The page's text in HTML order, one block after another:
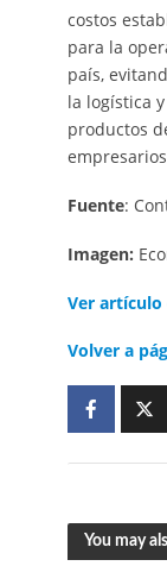
costos
para la
país,
la logística
productos
Fuente:
Imagen:
Ver
Volver a
You may